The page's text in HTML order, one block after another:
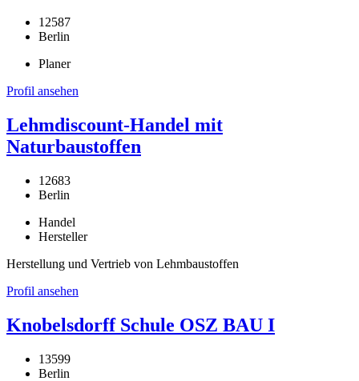
12587
Berlin
Planer
Profil ansehen
Lehmdiscount-Handel mit
Naturbaustoffen
12683
Berlin
Handel
Hersteller
Herstellung und Vertrieb von Lehmbaustoffen
Profil ansehen
Knobelsdorff Schule OSZ BAU I
13599
Berlin